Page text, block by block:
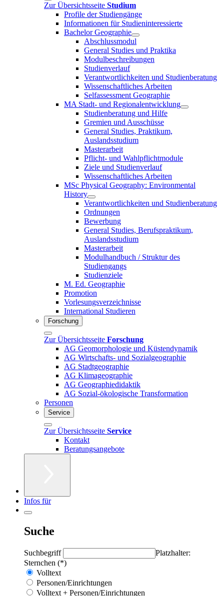
Zur Übersichtsseite Studium
Profile der Studiengänge
Informationen für Studieninteressierte
Bachelor Geographie
Abschlussmodul
General Studies und Praktika
Modulbeschreibungen
Studienverlauf
Verantwortlichkeiten und Studienberatung
Wissenschaftliches Arbeiten
Selfassessment Geographie
MA Stadt- und Regionalentwicklung
Studienberatung und Hilfe
Gremien und Ausschüsse
General Studies, Praktikum,
Auslandsstudium
Masterarbeit
Pflicht- und Wahlpflichtmodule
Ziele und Studienverlauf
Wissenschaftliches Arbeiten
MSc Physical Geography: Environmental
History
Verantwortlichkeiten und Studienberatung
Ordnungen
Bewerbung
General Studies, Berufspraktikum,
Auslandsstudium
Masterarbeit
Modulhandbuch / Struktur des
Studiengangs
Studienziele
M. Ed. Geographie
Promotion
Vorlesungsverzeichnisse
International Studieren
Forschung
Zur Übersichtsseite Forschung
AG Geomorphologie und Küstendynamik
AG Wirtschafts- und Sozialgeographie
AG Stadtgeographie
AG Klimageographie
AG Geographiedidaktik
AG Sozial-ökologische Transformation
Personen
Service
Zur Übersichtsseite Service
Kontakt
Beratungsangebote
Infos für
Suche
Suchbegriff
Platzhalter:
Sternchen (*)
Volltext
Personen/Einrichtungen
Volltext + Personen/Einrichtungen